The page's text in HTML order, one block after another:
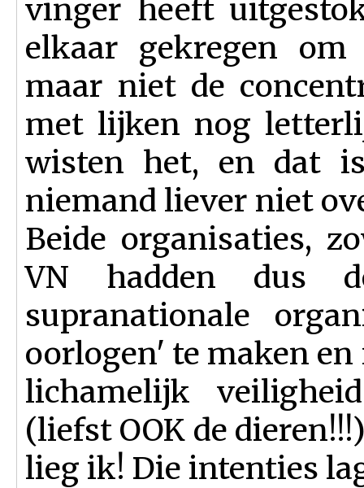
vinger heeft
elkaar gekregen om
maar niet de
met lijken nog
wisten het, en dat
niemand liever niet
Beide organisaties,
VN hadden dus
supranationale
oorlogen' te maken
lichamelijk
(liefst OOK de
lieg ik! Die intenties